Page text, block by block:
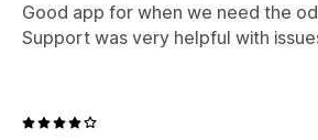
Good app for when we need the
Support was very helpful with